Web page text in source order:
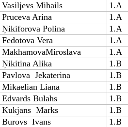
Vasiljevs Mihails
1.A
Pruceva Arina
1.A
Ņikiforova Polina
1.A
Fedotova Vera
1.A
MakhamovaMiroslava
1.A
Ņikitina Alika
1.B
Pavlova Jekaterina
1.B
Mikaelian Liana
1.B
Edvards Bulahs
1.B
Kukjans Marks
1.B
Burovs Ivans
1.B